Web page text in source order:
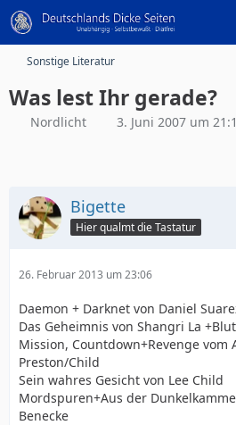
Sonstige Literatur
Was lest Ihr gerade?
Nordlicht 3. Juni 2007 um
Bigette
Hier qualmt die Tastatur
26. Februar 2013 um 23:06
Daemon + Darknet von Daniel
Das Geheimnis von Shangri La
Mission, Countdown+Revenge vom
Preston/Child
Sein wahres Gesicht von Lee Child
Mordspuren+Aus der
Benecke